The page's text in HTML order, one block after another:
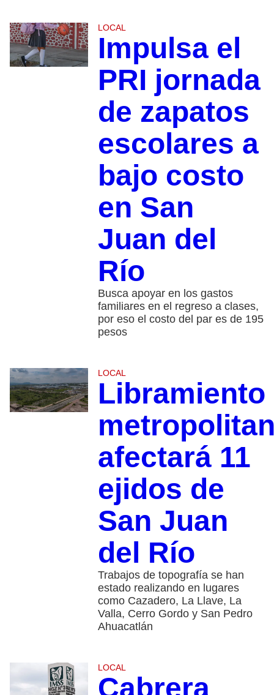
LOCAL
Impulsa el
PRI jornada
de zapatos
escolares a
bajo costo
en San
Juan del
Río
Busca apoyar en los gastos
familiares en el regreso a clases,
por eso el costo del par es de 195
pesos
LOCAL
Libramiento
afectará 11
ejidos de
San Juan
del Río
Trabajos de topografía se han
estado realizando en lugares
como Cazadero, La Llave, La
Valla, Cerro Gordo y San Pedro
Ahuacatlán
LOCAL
Cabrera